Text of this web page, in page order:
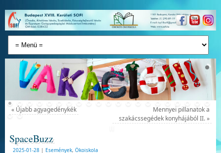
«Újabb agyagedénykék
Mennyei pillanatok a
szakácssegédek konyhájából II.»
SpaceBuzz
2025-01-28 | Események, Ökoiskola